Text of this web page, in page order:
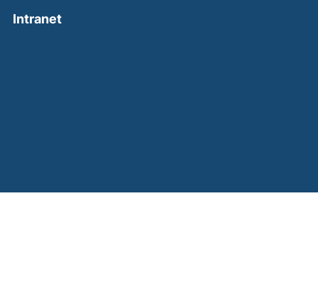
Intranet(external link, opens in a new window)